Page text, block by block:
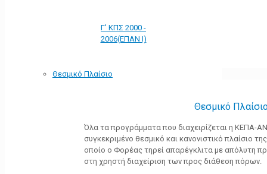
Γ' ΚΠΣ 2000 -
2006(ΕΠΑΝ Ι)
Θεσμικό Πλαίσιο
Θεσμικό
Όλα τα προγράμματα που διαχειρίζεται η ΚΕΠΑ-
συγκεκριμένο θεσμικό και κανονιστικό πλαίσιο
οποίο ο Φορέας τηρεί απαρέγκλιτα με απόλυτη
στη χρηστή διαχείριση των προς διάθεση πόρων.